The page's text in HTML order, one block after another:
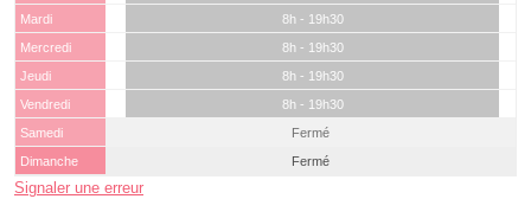
Mardi
8h - 19h30
Mercredi
8h - 19h30
Jeudi
8h - 19h30
Vendredi
8h - 19h30
Samedi
Fermé
Dimanche
Fermé
Signaler une erreur